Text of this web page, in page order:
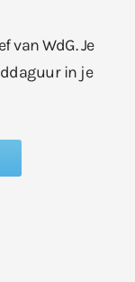
van WdG. Je
in je